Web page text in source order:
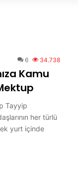
6 34.738
Kamu
Tayyip
her türlü
yurt içinde